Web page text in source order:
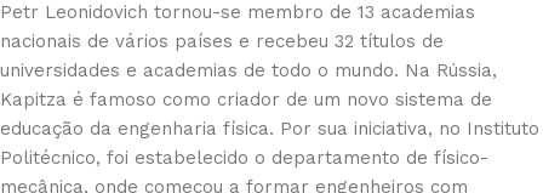
Petr Leonidovich tornou-se membro de 13 academias
nacionais de vários países e recebeu 32 títulos de
universidades e academias de todo o mundo. Na Rússia,
Kapitza é famoso como criador de um novo sistema de
educação da engenharia física. Por sua iniciativa, no Instituto
Politécnico, foi estabelecido o departamento de físico-
mecânica, onde começou a formar engenheiros com